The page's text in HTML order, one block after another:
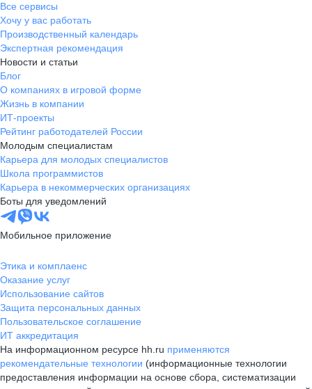
Все сервисы
Хочу у вас работать
Производственный календарь
Экспертная рекомендация
Новости и статьи
Блог
О компаниях в игровой форме
Жизнь в компании
ИТ-проекты
Рейтинг работодателей России
Молодым специалистам
Карьера для молодых специалистов
Школа программистов
Карьера в некоммерческих организациях
Боты для уведомлений
Мобильное приложение
Этика и комплаенс
Оказание услуг
Использование сайтов
Защита персональных данных
Пользовательское соглашение
ИТ аккредитация
На информационном ресурсе hh.ru применяются
рекомендательные технологии (информационные технологии
предоставления информации на основе сбора, систематизации